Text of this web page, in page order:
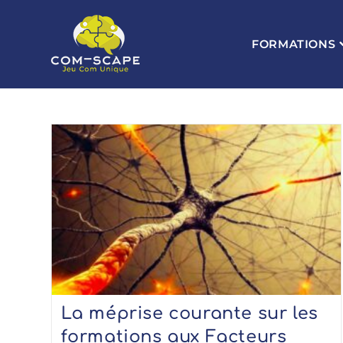
FORMATIONS
La méprise courante sur les
formations aux Facteurs